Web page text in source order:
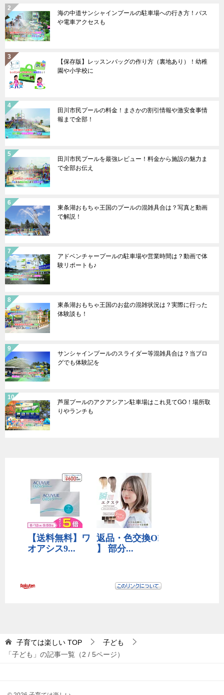
海の中道サンシャインプールの駐車場への行き方！バス
や電車アクセスも
【保存版】レッスンバッグの作り方（裏地あり）！幼稚
園や小学校に
田川市民プールの料金！まさかの割引情報や激安食事情
報まで全部！
田川市民プールを最強レビュー！料金から施設の魅力ま
で全部お伝え
東条湖おもちゃ王国のプールの混雑具合は？写真と動画
で解説！
アドベンチャープールの駐車場や営業時間は？動画で体
験リポートも♪
東条湖おもちゃ王国のお盆の混雑状況は？実際に行った
体験談も！
サンシャインプールのスライダー等混雑具合は？当ブロ
グでも体験記を
芦屋プールのアクアシアン駐車場はこれ見てGO！場所取
りやランチも
子育ては楽しい TOP
子ども
「子ども」の記事一覧（2 / 5ページ）